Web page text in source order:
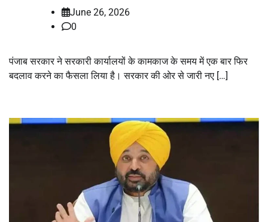
June 26, 2026
0
पंजाब सरकार ने सरकारी कार्यालयों के कामकाज के समय में एक बार फिर
बदलाव करने का फैसला लिया है। सरकार की ओर से जारी नए […]